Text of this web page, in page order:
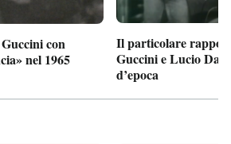
con
nel 1965
Il particolare
Guccini e Lucio
d’epoca